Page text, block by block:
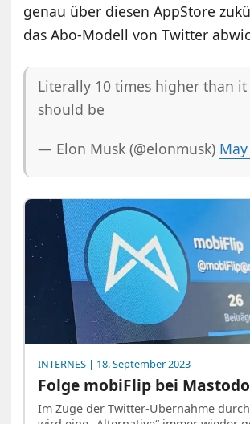
genau über diesen AppStore
das Abo-Modell von Twitter
Literally 10 times higher than it
should be
— Elon Musk (@elonmusk)
INTERNES | 18. September 2023
Folge mobiFlip bei
Im Zuge der Twitter-Übernahme